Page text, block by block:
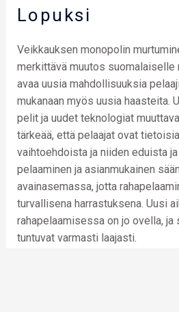
Lopuksi
Veikkauksen monopolin
merkittävä muutos suomalaiselle
avaa uusia mahdollisuuksia
mukanaan myös uusia haasteita.
pelit ja uudet teknologiat
tärkeää, että pelaajat ovat
vaihtoehdoista ja niiden eduista
pelaaminen ja asianmukainen
avainasemassa, jotta
turvallisena harrastuksena. Uusi
rahapelaamisessa on jo ovella, ja
tuntuvat varmasti laajasti.